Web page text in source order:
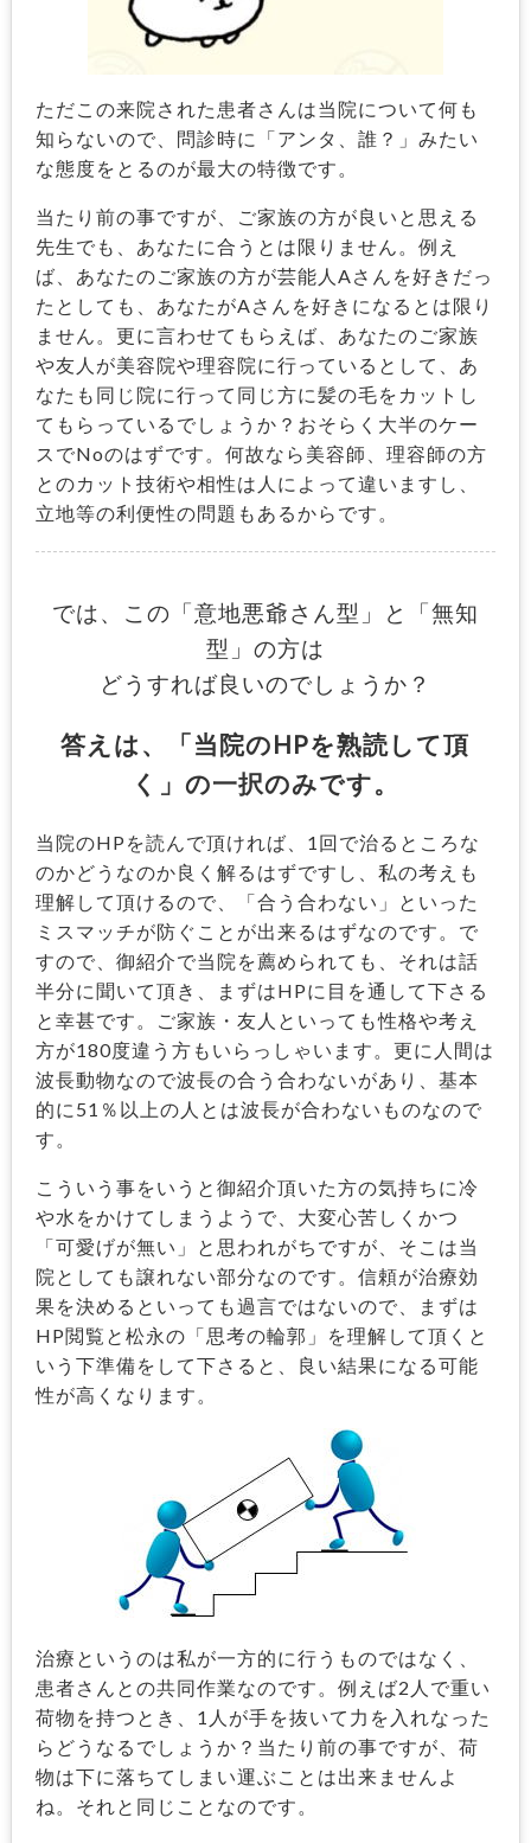
ただこの来院された患者さんは当院について何も
知らないので、問診時に「アンタ、誰？」みたい
な態度をとるのが最大の特徴です。
当たり前の事ですが、ご家族の方が良いと思える
先生でも、あなたに合うとは限りません。例え
ば、あなたのご家族の方が芸能人Aさんを好きだっ
たとしても、あなたがAさんを好きになるとは限り
ません。更に言わせてもらえば、あなたのご家族
や友人が美容院や理容院に行っているとして、あ
なたも同じ院に行って同じ方に髪の毛をカットし
てもらっているでしょうか？おそらく大半のケー
スでNoのはずです。何故なら美容師、理容師の方
とのカット技術や相性は人によって違いますし、
立地等の利便性の問題もあるからです。
では、この「意地悪爺さん型」と「無知
型」の方は
どうすれば良いのでしょうか？
答えは、「当院のHPを熟読して頂
く」の一択のみです。
当院のHPを読んで頂ければ、1回で治るところな
のかどうなのか良く解るはずですし、私の考えも
理解して頂けるので、「合う合わない」といった
ミスマッチが防ぐことが出来るはずなのです。で
すので、御紹介で当院を薦められても、それは話
半分に聞いて頂き、まずはHPに目を通して下さる
と幸甚です。ご家族・友人といっても性格や考え
方が180度違う方もいらっしゃいます。更に人間は
波長動物なので波長の合う合わないがあり、基本
的に51％以上の人とは波長が合わないものなので
す。
こういう事をいうと御紹介頂いた方の気持ちに冷
や水をかけてしまうようで、大変心苦しくかつ
「可愛げが無い」と思われがちですが、そこは当
院としても譲れない部分なのです。信頼が治療効
果を決めるといっても過言ではないので、まずは
HP閲覧と松永の「思考の輪郭」を理解して頂くと
いう下準備をして下さると、良い結果になる可能
性が高くなります。
治療というのは私が一方的に行うものではなく、
患者さんとの共同作業なのです。例えば2人で重い
荷物を持つとき、1人が手を抜いて力を入れなった
らどうなるでしょうか？当たり前の事ですが、荷
物は下に落ちてしまい運ぶことは出来ませんよ
ね。それと同じことなのです。